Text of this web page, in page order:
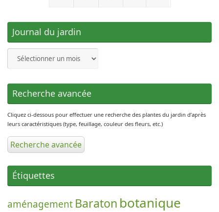
Journal du jardin
Journal
Recherche avancée
Cliquez ci-dessous pour effectuer une recherche des plantes du jardin d’après
leurs caractéristiques (type, feuillage, couleur des fleurs, etc.)
Recherche avancée
Étiquettes
aménagement Baraton botanique